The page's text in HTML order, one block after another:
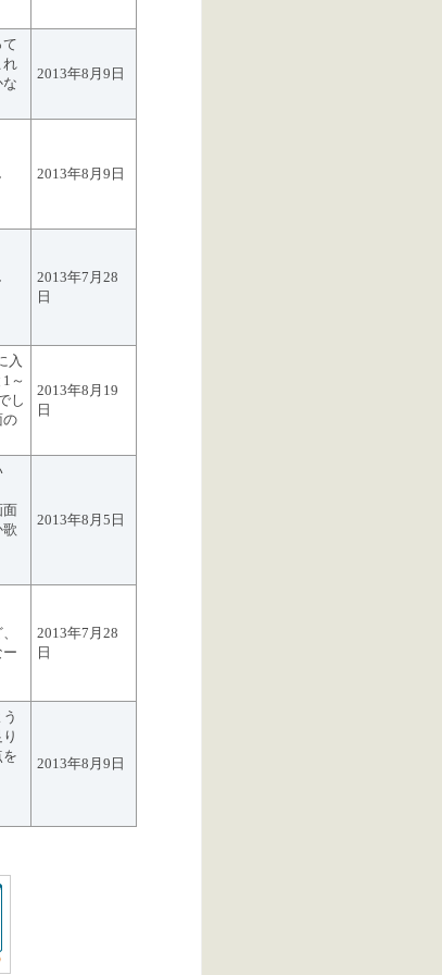
れ
2013年8月9日
2013年8月9日
2013年7月28
日
入
～
し
の
2013年8月19
日
面
2013年8月5日
2013年7月28
日
2013年8月9日